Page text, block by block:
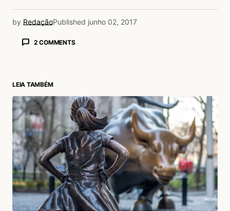
by RedaçãoPublished junho 02, 2017
2 COMMENTS
Acesse para responder
Leonardo Araújo
02/06/2017 às 3:43 PM
Onde onde onde ???
Acesse para responder
LEIA TAMBÉM